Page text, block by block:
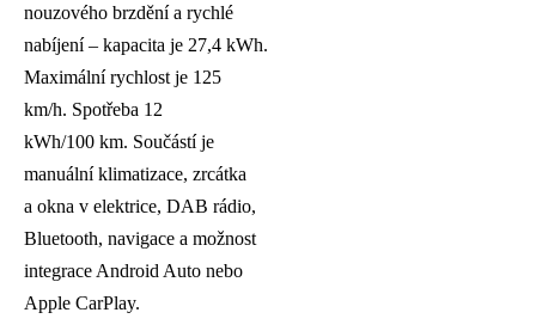
nouzového brzdění a rychlé
nabíjení – kapacita je 27,4 kWh.
Maximální rychlost je 125
km/h. Spotřeba 12
kWh/100 km. Součástí je
manuální klimatizace, zrcátka
a okna v elektrice, DAB rádio,
Bluetooth, navigace a možnost
integrace Android Auto nebo
Apple CarPlay.